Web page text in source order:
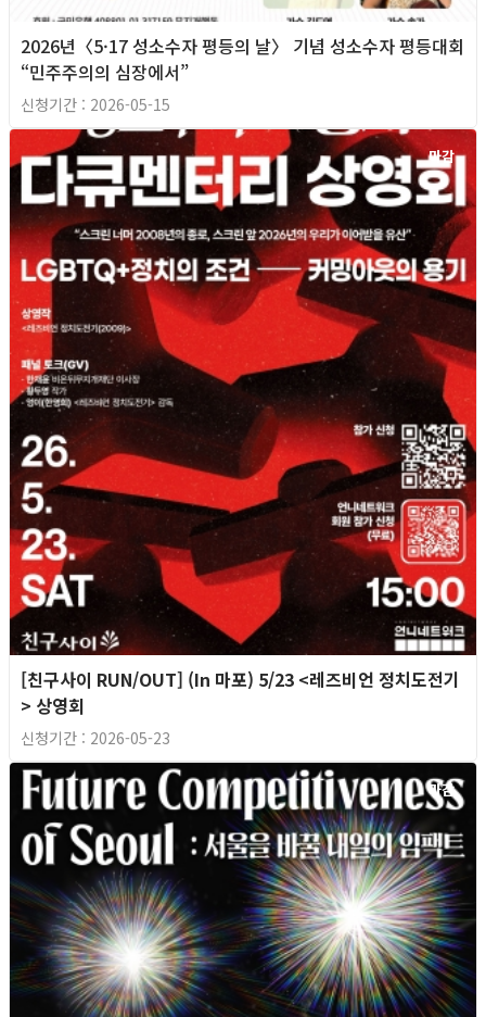
2026년〈5·17 성소수자 평등의 날〉 기념 성소수자 평등대회
“민주주의의 심장에서”
신청기간 : 2026-05-15
마감
[친구사이 RUN/OUT] (In 마포) 5/23 <레즈비언 정치도전기
> 상영회
신청기간 : 2026-05-23
마감